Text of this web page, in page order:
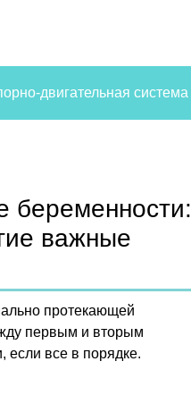
двигательная система
беременности:
важные
протекающей
первым и вторым
если все в порядке.